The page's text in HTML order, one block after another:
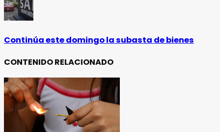
Continúa este domingo la subasta de bienes
CONTENIDO RELACIONADO